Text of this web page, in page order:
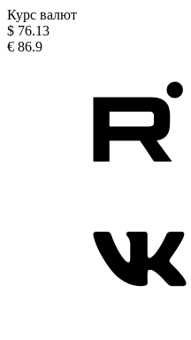
Курс валют
$ 76.13
€ 86.9